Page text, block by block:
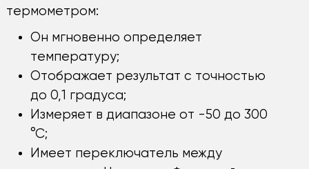
термометром:
Он мгновенно определяет
температуру;
Отображает результат с точностью
до 0,1 градуса;
Измеряет в диапазоне от -50 до 300
°С;
Имеет переключатель между